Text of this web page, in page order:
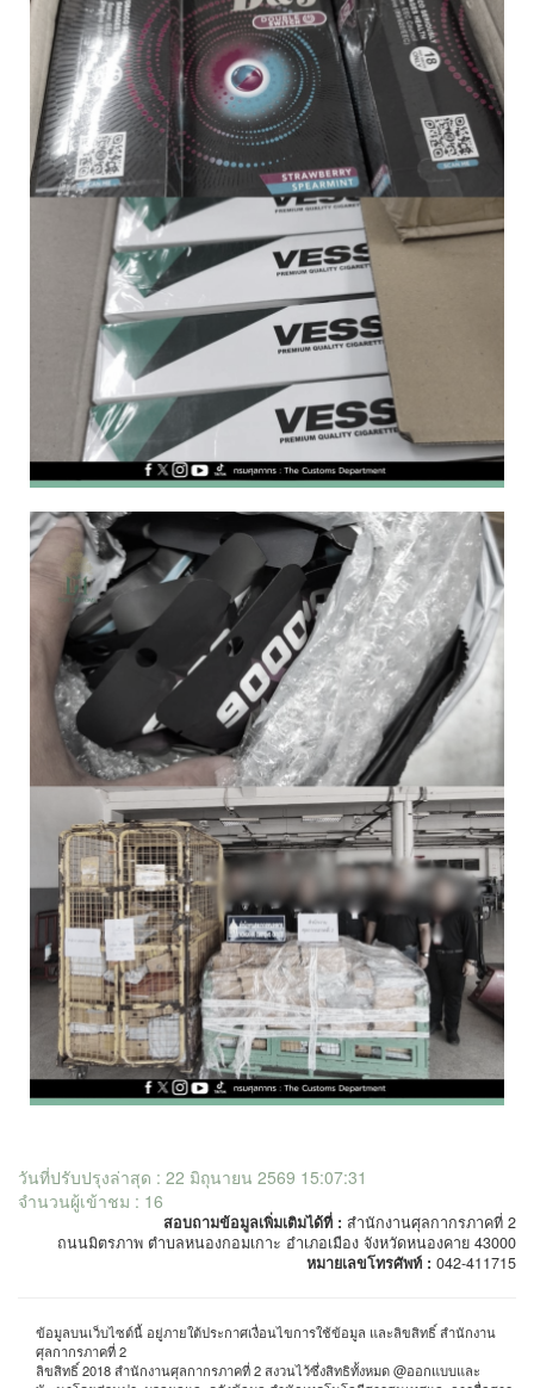
วันที่ปรับปรุงล่าสุด : 22 มิถุนายน 2569 15:07:31
จำนวนผู้เข้าชม : 16
สอบถามข้อมูลเพิ่มเติมได้ที่ : สำนักงานศุลกากรภาคที่ 2
ถนนมิตรภาพ ตำบลหนองกอมเกาะ อำเภอเมือง จังหวัดหนองคาย 43000
หมายเลขโทรศัพท์ : 042-411715
ข้อมูลบนเว็บไซต์นี้ อยู่ภายใต้ประกาศเงื่อนไขการใช้ข้อมูล และลิขสิทธิ์ สำนักงาน
ศุลกากรภาคที่ 2
ลิขสิทธิ์ 2018 สำนักงานศุลกากรภาคที่ 2 สงวนไว้ซึ่งสิทธิทั้งหมด @ออกแบบและ